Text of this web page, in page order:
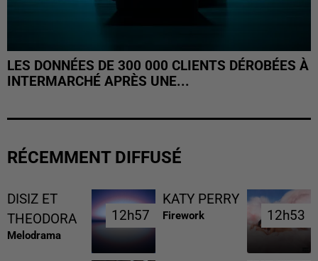
LES DONNÉES DE 300 000 CLIENTS DÉROBÉES À
INTERMARCHÉ APRÈS UNE...
RÉCEMMENT DIFFUSÉ
DISIZ ET
THEODORA
Melodrama
12h57
12h57
KATY PERRY
Firework 12h53
12h53